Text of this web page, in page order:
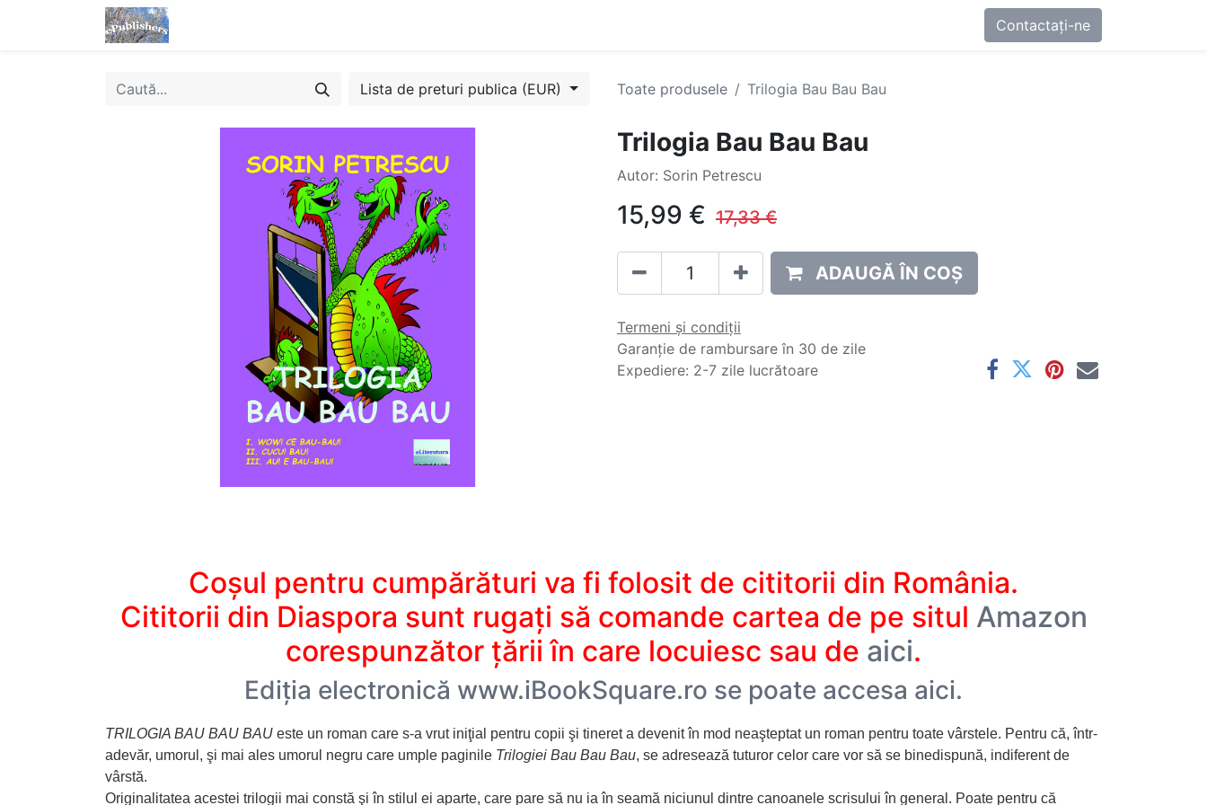
Contactați-ne
Lista de preturi publica (EUR) Toate produsele Trilogia Bau Bau Bau
Trilogia Bau Bau Bau
Autor: Sorin Petrescu
15,99 € 17,33€
ADAUGĂ ÎN COȘ
Termeni și condiții
Garanție de rambursare în 30 de zile
Expediere: 2-7 zile lucrătoare
Coșul pentru cumpărături va fi folosit de cititorii din România.
Cititorii din Diaspora sunt rugați să comande cartea de pe situl Amazon
corespunzător țării în care locuiesc sau de aici.
Ediția electronică www.iBookSquare.ro se poate accesa aici.
TRILOGIA BAU BAU BAU este un roman care s-a vrut iniţial pentru copii şi tineret a devenit în mod neaşteptat un roman pentru toate vârstele. Pentru că, într-
adevăr, umorul, şi mai ales umorul negru care umple paginile Trilogiei Bau Bau Bau, se adresează tuturor celor care vor să se binedispună, indiferent de
vârstă.
Originalitatea acestei trilogii mai constă şi în stilul ei aparte, care pare să nu ia în seamă niciunul dintre canoanele scrisului în general. Poate pentru că